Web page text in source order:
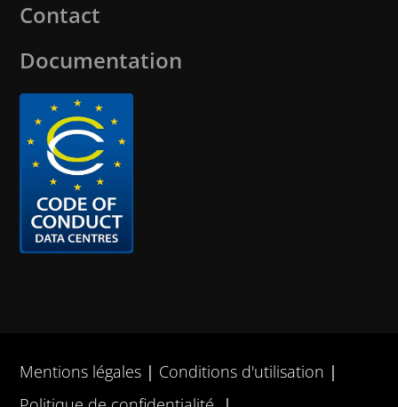
Contact
Documentation
Mentions légales
Conditions d'utilisation